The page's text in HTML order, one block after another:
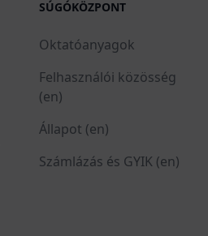
SÚGÓKÖZPONT
Oktatóanyagok
Felhasználói közösség
(en)
Állapot (en)
Számlázás és GYIK (en)